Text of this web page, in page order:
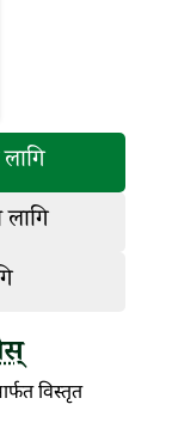
विस्तृत